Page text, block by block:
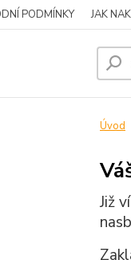
PODMÍNKY JAK
Úvod
Již